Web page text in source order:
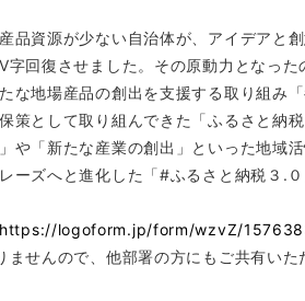
品資源が少ない自治体が、アイデアと
字回復させました。その原動力となっ
な地場産品の創出を支援する取り組み
策として取り組んできた「ふるさと納
や「新たな産業の創出」といった地域
ーズへと進化した「#ふるさと納税３.
https://logoform.jp/form/wzvZ/
ませんので、他部署の方にもご共有い